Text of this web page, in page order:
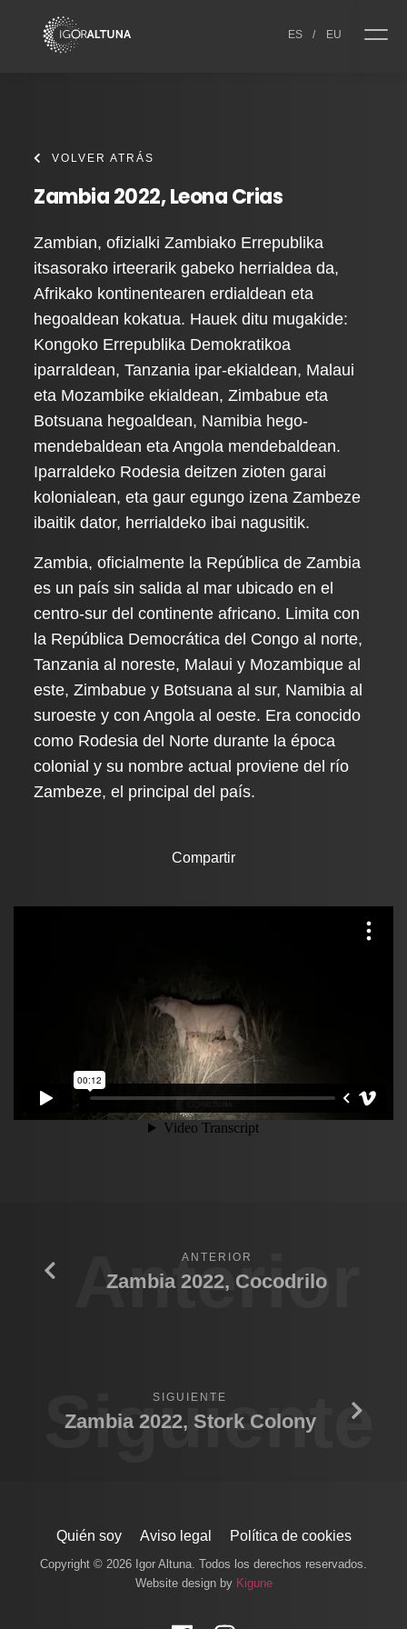
ES / EU
VOLVER ATRÁS
Zambia 2022, Leona Crias
Zambian, ofizialki Zambiako Errepublika
itsasorako irteerarik gabeko herrialdea da,
Afrikako kontinentearen erdialdean eta
hegoaldean kokatua. Hauek ditu mugakide:
Kongoko Errepublika Demokratikoa
iparraldean, Tanzania ipar-ekialdean, Malaui
eta Mozambike ekialdean, Zimbabue eta
Botsuana hegoaldean, Namibia hego-
mendebaldean eta Angola mendebaldean.
Iparraldeko Rodesia deitzen zioten garai
kolonialean, eta gaur egungo izena Zambeze
ibaitik dator, herrialdeko ibai nagusitik.
Zambia, oficialmente la República de Zambia
es un país sin salida al mar ubicado en el
centro-sur del continente africano. Limita con
la República Democrática del Congo al norte,
Tanzania al noreste, Malaui y Mozambique al
este, Zimbabue y Botsuana al sur, Namibia al
suroeste y con Angola al oeste. Era conocido
como Rodesia del Norte durante la época
colonial y su nombre actual proviene del río
Zambeze, el principal del país.
Compartir
Anterior
ANTERIOR
Zambia 2022, Cocodrilo
Siguiente
SIGUIENTE
Zambia 2022, Stork Colony
Quién soy Aviso legal Política de cookies
Copyright © 2026 Igor Altuna. Todos los derechos reservados.
Website design by Kigune